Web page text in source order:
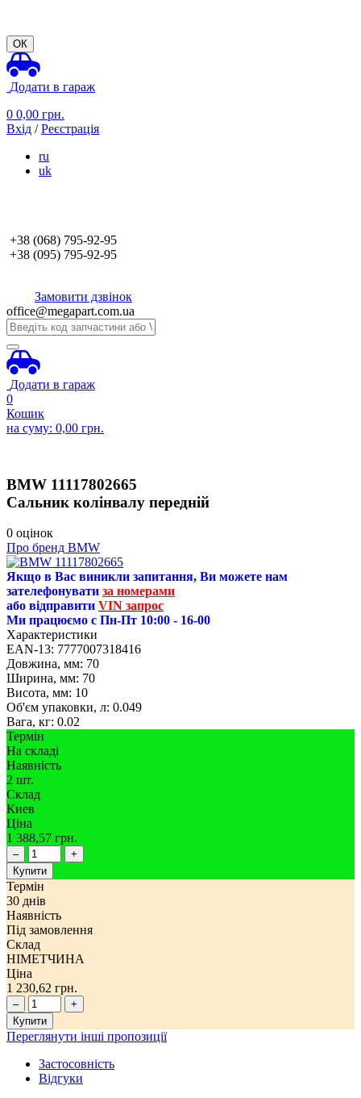
ОК
Додати в гараж
0 0,00 грн.
Вхід /Реєстрація
ru
uk
+38 (068) 795-92-95
+38 (095) 795-92-95
Замовити дзвінок
office@megapart.com.ua
Додати в гараж
0
Кошик
на суму: 0,00 грн.
BMW 11117802665
Сальник колінвалу передній
0 оцінок
Про бренд BMW
Якщо в Вас виникли запитання, Ви можете нам
зателефонувати за номерами
або відправити VIN запрос
Ми працюємо с Пн-Пт 10:00 - 16-00
Характеристики
EAN-13: 7777007318416
Довжина, мм: 70
Ширина, мм: 70
Висота, мм: 10
Об'єм упаковки, л: 0.049
Вага, кг: 0.02
Термін
На складі
Наявність
2 шт.
Склад
Киев
Ціна
1 388,57 грн.
–
+
Купити
Термін
30 днів
Наявність
Під замовлення
Склад
НІМЕТЧИНА
Ціна
1 230,62 грн.
–
+
Купити
Переглянути інші пропозиції
Застосовність
Відгуки